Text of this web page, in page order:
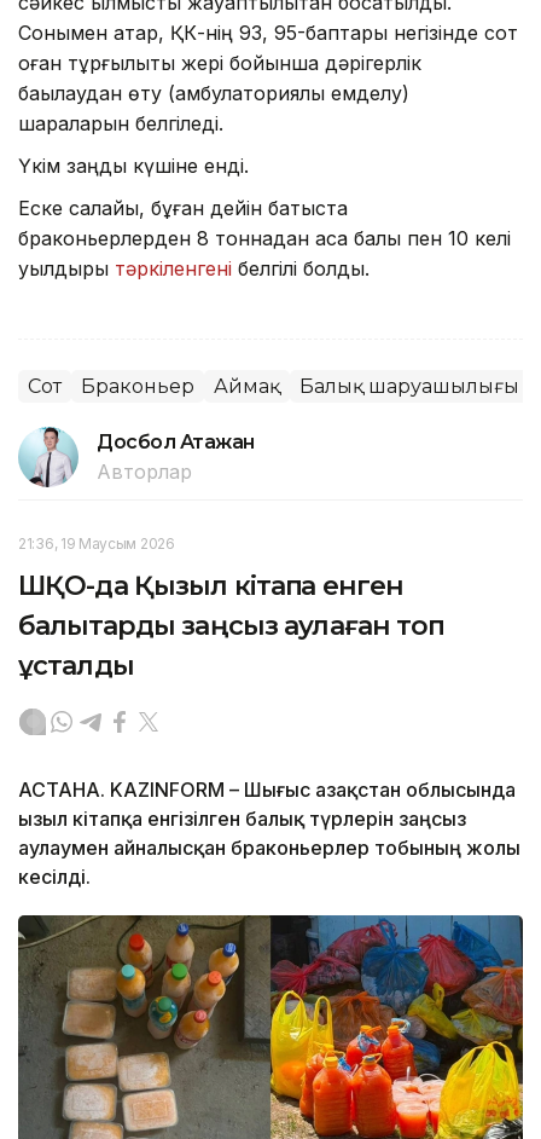
Сонымен қатар, ҚК-нің 93, 95-баптары негізінде сот
оған тұрғылықты жері бойынша дәрігерлік
бақылаудан өту (амбулаториялық емделу)
шараларын белгіледі.
Үкім заңды күшіне енді.
Еске салайық, бұған дейін батыста
браконьерлерден 8 тоннадан аса балық пен 10 келі
уылдырық тәркіленгені белгілі болды.
Сот Браконьер Аймақ Балық шаруашылығы
Досбол Атажан
Авторлар
21:36, 19 Маусым 2026
ШҚО-да Қызыл кітапқа енген
балықтарды заңсыз аулаған топ
ұсталды
АСТАНА. KAZINFORM – Шығыс Қазақстан облысында
Қызыл кітапқа енгізілген балық түрлерін заңсыз
аулаумен айналысқан браконьерлер тобының жолы
кесілді.